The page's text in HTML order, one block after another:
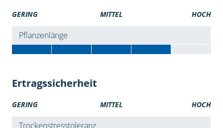
GERING MITTEL HOCH
Pflanzenlänge
Ertragssicherheit
GERING MITTEL HOCH
Trockenstresstoleranz